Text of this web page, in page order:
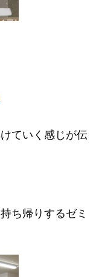
ていく感じが伝
ち帰りするゼミ